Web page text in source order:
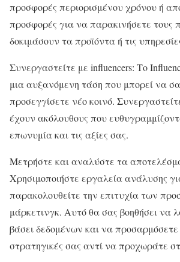
προσφορές περιορισμένου χρόνου ή
προσφορές για να παρακινήσετε τους
δοκιμάσουν τα προϊόντα ή τις
Συνεργαστείτε με influencers: Το
μια αυξανόμενη τάση που μπορεί να
προσεγγίσετε νέο κοινό.
έχουν ακόλουθους που
επωνυμία και τις αξίες σας.
Μετρήστε και αναλύστε τα
Χρησιμοποιήστε εργαλεία ανάλυσης
παρακολουθείτε την επιτυχία των
μάρκετινγκ. Αυτό θα σας βοηθήσει να
βάσει δεδομένων και να
στρατηγικές σας αντί να προχωράτε